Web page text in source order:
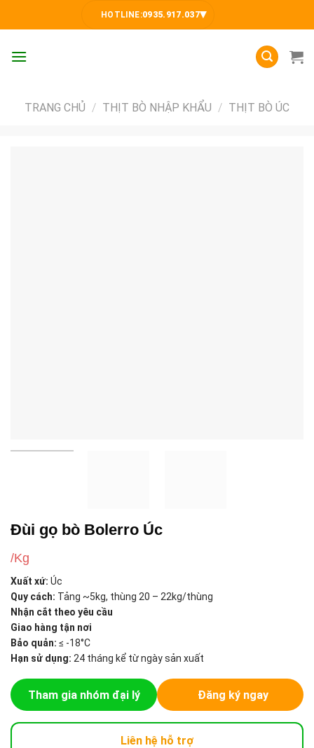
HOTLINE:0935.917.037▾
TRANG CHỦ / THỊT BÒ NHẬP KHẨU / THỊT BÒ ÚC
Đùi gọ bò Bolerro Úc
/Kg
Xuất xứ: Úc
Quy cách: Tảng ~5kg, thùng 20 – 22kg/thùng
Nhận cắt theo yêu cầu
Giao hàng tận nơi
Bảo quản: ≤ -18°C
Hạn sử dụng: 24 tháng kể từ ngày sản xuất
Tham gia nhóm đại lý Đăng ký ngay
Liên hệ hỗ trợ